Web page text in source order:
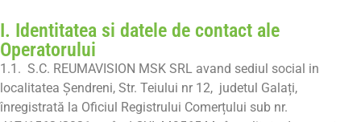
I. Identitatea si datele de contact ale
Operatorului
1.1. S.C. REUMAVISION MSK SRL avand sediul social in
localitatea Şendreni, Str. Teiului nr 12, judetul Galați,
înregistrată la Oficiul Registrului Comerțului sub nr.